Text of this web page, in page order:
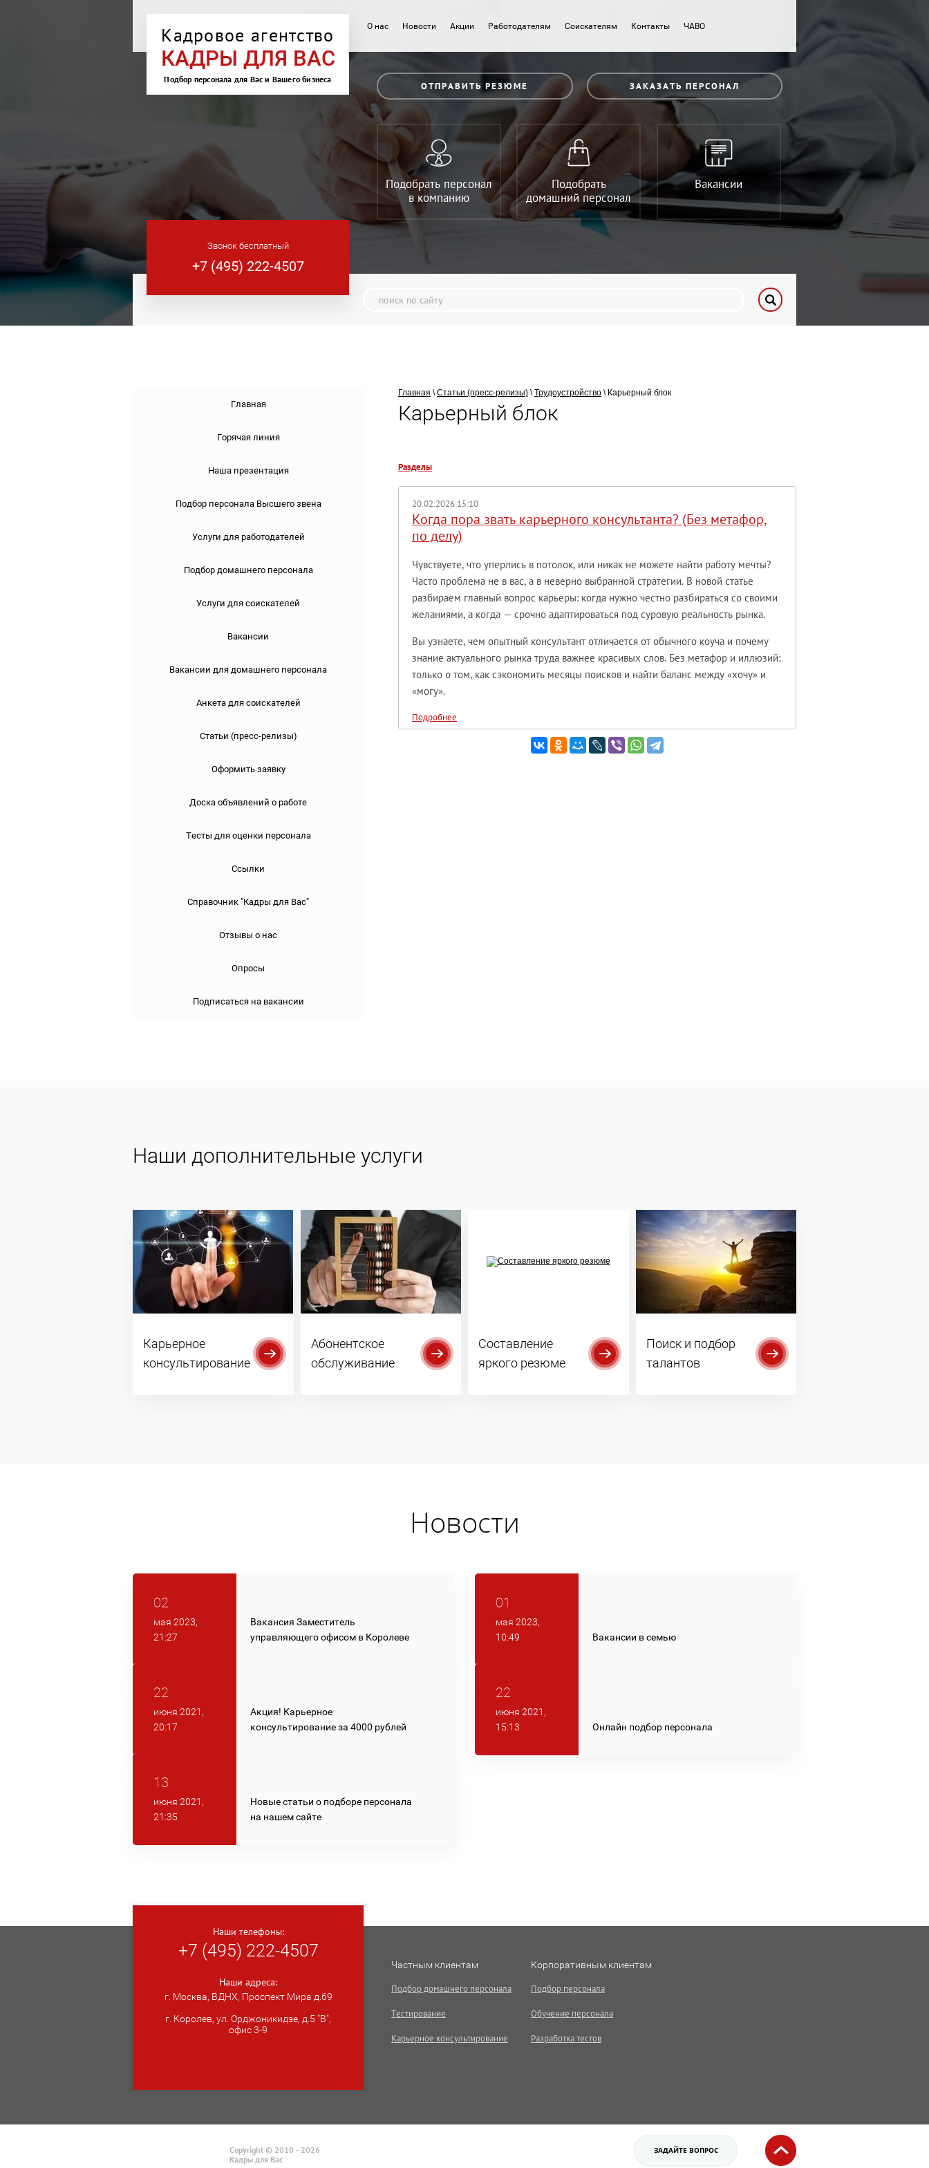
Кадровое агентство
КАДРЫ ДЛЯ ВАС
Подбор персонала для Вас и Вашего бизнеса
О нас Новости Акции Работодателям Соискателям Контакты ЧАВО
ОТПРАВИТЬ РЕЗЮМЕ ЗАКАЗАТЬ ПЕРСОНАЛ
Подобрать персонал
в компанию
Подобрать
домашний персонал
Вакансии
Звонок бесплатный
+7 (495) 222-4507
Главная
Горячая линия
Наша презентация
Подбор персонала Высшего звена
Услуги для работодателей
Подбор домашнего персонала
Услуги для соискателей
Вакансии
Вакансии для домашнего персонала
Анкета для соискателей
Статьи (пресс-релизы)
Оформить заявку
Доска объявлений о работе
Тесты для оценки персонала
Ссылки
Справочник "Кадры для Вас"
Отзывы о нас
Опросы
Подписаться на вакансии
Главная \Статьи (пресс-релизы) \Трудоустройство \ Карьерный блок
Карьерный блок
Разделы
20.02.2026 15:10
Когда пора звать карьерного консультанта? (Без метафор,
по делу)
Чувствуете, что уперлись в потолок, или никак не можете найти работу мечты?
Часто проблема не в вас, а в неверно выбранной стратегии. В новой статье
разбираем главный вопрос карьеры: когда нужно честно разбираться со своими
желаниями, а когда — срочно адаптироваться под суровую реальность рынка.
Вы узнаете, чем опытный консультант отличается от обычного коуча и почему
знание актуального рынка труда важнее красивых слов. Без метафор и иллюзий:
только о том, как сэкономить месяцы поисков и найти баланс между «хочу» и
«могу».
Подробнее
Наши дополнительные услуги
Карьерное
консультирование
Абонентское
обслуживание
Составление
яркого резюме
Поиск и подбор
талантов
Новости
02
мая 2023,
21:27
Вакансия Заместитель
управляющего офисом в Королеве
01
мая 2023,
10:49
Вакансии в семью
22
июня 2021,
20:17
Акция! Карьерное
консультирование за 4000 рублей
22
июня 2021,
15:13
Онлайн подбор персонала
13
июня 2021,
21:35
Новые статьи о подборе персонала
на нашем сайте
Наши телефоны:
+7 (495) 222-4507
Наши адреса:
г. Москва, ВДНХ, Проспект Мира д.69
г. Королев, ул. Орджоникидзе, д.5 "В",
офис 3-9
Частным клиентам
Подбор домашнего персонала
Тестирование
Карьерное консультирование
Корпоративным клиентам
Подбор персонала
Обучение персонала
Разработка тестов
Copyright © 2010 - 2026
Кадры для Вас
ЗАДАЙТЕ ВОПРОС